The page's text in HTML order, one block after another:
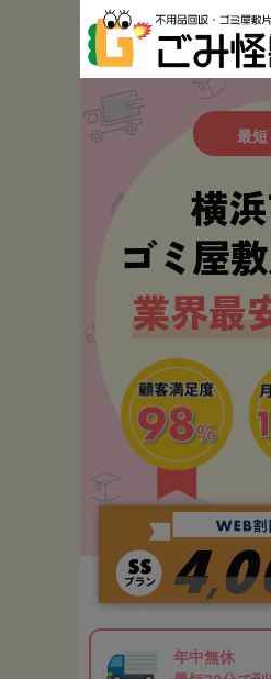
最短
横
ゴミ屋
業界最
年中無休